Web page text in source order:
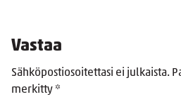
Vastaa
Sähköpostiosoitettasi ei julkaista.
merkitty *